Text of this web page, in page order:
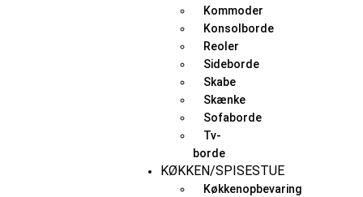
Kommoder
Konsolborde
Reoler
Sideborde
Skabe
Skænke
Sofaborde
Tv-
borde
KØKKEN/SPISESTUE
Køkkenopbevaring